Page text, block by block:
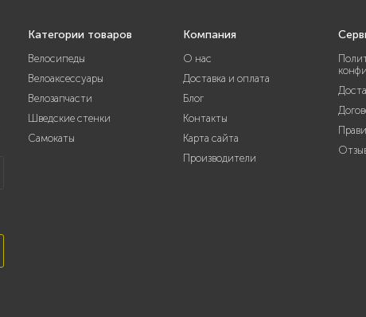
Категории товаров
Велосипеды
Велоаксессуары
Велозапчасти
Шведские стенки
Самокаты
Компания
О нас
Доставка и оплата
Блог
Контакты
Карта сайта
Производители